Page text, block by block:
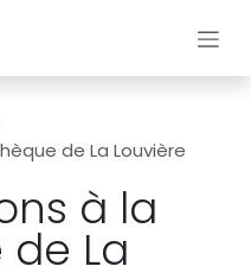
de La Louvière
à la
La